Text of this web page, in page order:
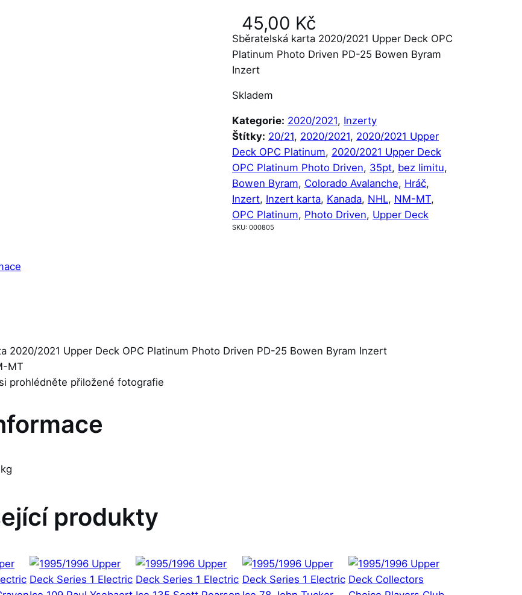
45,00 Kč
Sběratelská karta 2020/2021 Upper Deck OPC
Platinum Photo Driven PD-25 Bowen Byram
Inzert
Skladem
Kategorie: 2020/2021, Inzerty
Štítky: 20/21, 2020/2021, 2020/2021 Upper
Deck OPC Platinum, 2020/2021 Upper Deck
OPC Platinum Photo Driven, 35pt, bez limitu
Bowen Byram, Colorado Avalanche, Hráč
Inzert, Inzert karta, Kanada, NHL, NM-MT
OPC Platinum, Photo Driven, Upper Deck
SKU: 000805
2020/2021 Upper Deck OPC Platinum Photo Driven PD-25 Bowen Byram Inzert
MT
prohlédněte přiložené fotografie
produkty